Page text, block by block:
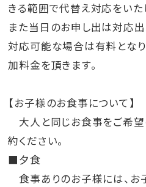
きる範囲で代替え対応をいた
また当日のお申し出は対応出
対応可能な場合は有料とな
加料金を頂きます。
【お子様のお食事について】
大人と同じお食事をご希望
約ください。
■夕食
食事ありのお子様には、お